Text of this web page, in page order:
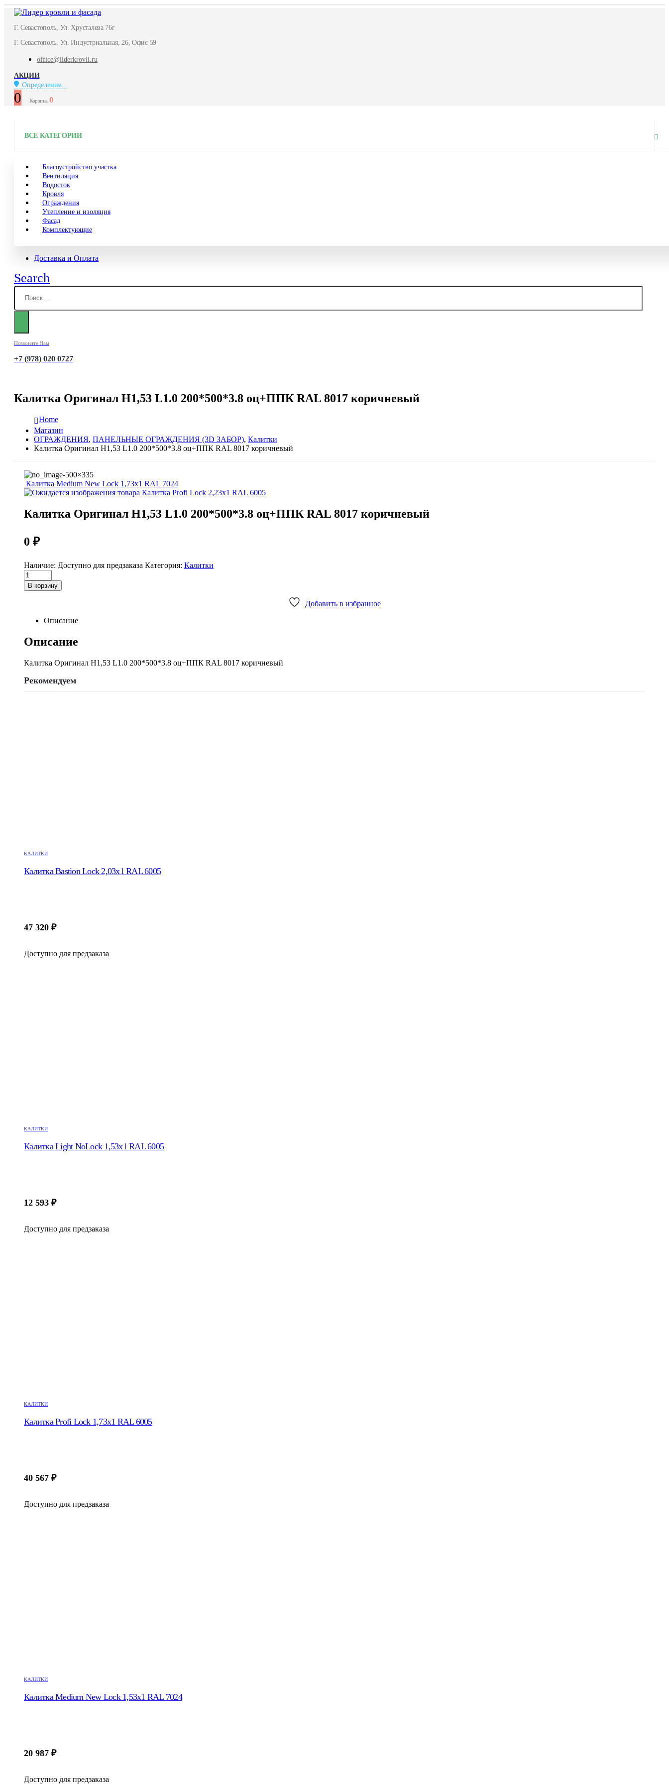
Г. Севастополь, Ул. Хрусталева 76г
Г. Севастополь, Ул. Индустриальная, 26, Офис 59
office@liderkrovli.ru
АКЦИИ
Определение...
0 Корзина 0
ВСЕ КАТЕГОРИИ
Благоустройство участка
Вентиляция
Водосток
Кровля
Ограждения
Утепление и изоляция
Фасад
Комплектующие
Доставка и Оплата
Search
Позвоните Нам
+7 (978) 020 0727
Калитка Оригинал H1,53 L1.0 200*500*3.8 оц+ППК RAL 8017 коричневый
Home
Магазин
ОГРАЖДЕНИЯ, ПАНЕЛЬНЫЕ ОГРАЖДЕНИЯ (3D ЗАБОР), Калитки
Калитка Оригинал H1,53 L1.0 200*500*3.8 оц+ППК RAL 8017 коричневый
Калитка Medium New Lock 1,73х1 RAL 7024
Калитка Profi Lock 2,23х1 RAL 6005
Калитка Оригинал H1,53 L1.0 200*500*3.8 оц+ППК RAL 8017 коричневый
0 ₽
Наличие: Доступно для предзаказа Категория: Калитки
Калитка
Оригинал
H1,53
оц+ППК
8017
коричневый
В корзину
Добавить в избранное
Описание
Описание
Калитка Оригинал H1,53 L1.0 200*500*3.8 оц+ППК RAL 8017 коричневый
Рекомендуем
КАЛИТКИ
Калитка Bastion Lock 2,03х1 RAL 6005
47 320 ₽
Доступно для предзаказа
КАЛИТКИ
Калитка Light NoLock 1,53х1 RAL 6005
12 593 ₽
Доступно для предзаказа
КАЛИТКИ
Калитка Profi Lock 1,73х1 RAL 6005
40 567 ₽
Доступно для предзаказа
КАЛИТКИ
Калитка Medium New Lock 1,53х1 RAL 7024
20 987 ₽
Доступно для предзаказа